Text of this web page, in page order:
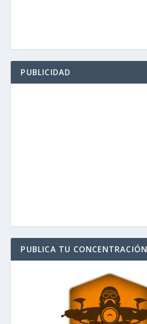
PUBLICIDAD
PUBLICA TU CONCENTRACIÓN